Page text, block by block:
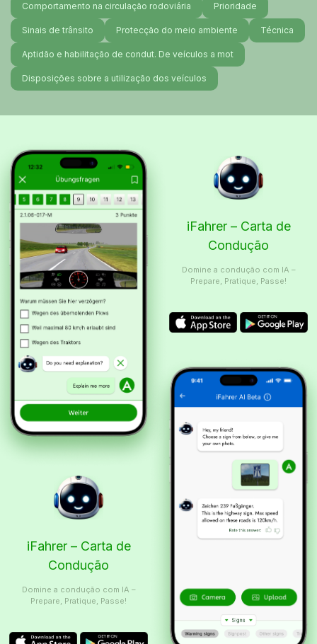
Comportamento na circulação rodoviária Prioridade
Sinais de trânsito Protecção do meio ambiente Técnica
Aptidão e habilitação de condut. De veículos a mot
Disposições sobre a utilização dos veículos
iFahrer – Carta de
Condução
Domine a condução com IA –
Prepare, Pratique, Passe!
iFahrer – Carta de
Condução
Domine a condução com IA –
Prepare, Pratique, Passe!